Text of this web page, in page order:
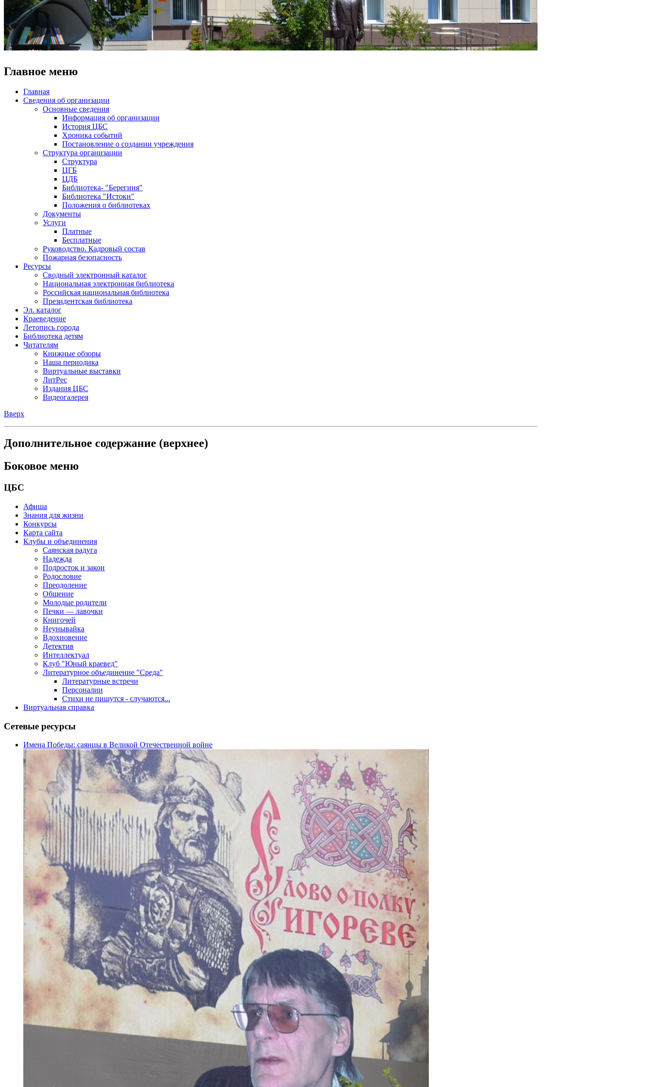
Главное меню
Главная
Сведения об организации
Основные сведения
Информация об организации
История ЦБС
Хроника событий
Постановление о создании учреждения
Структура организации
Структура
ЦГБ
ЦДБ
Библиотека- "Берегиня"
Библиотека "Истоки"
Положения о библиотеках
Документы
Услуги
Платные
Бесплатные
Руководство. Кадровый состав
Пожарная безопасность
Ресурсы
Сводный электронный каталог
Национальная электронная библиотека
Российская национальная библиотека
Президентская библиотека
Эл. каталог
Краеведение
Летопись города
Библиотека детям
Читателям
Книжные обзоры
Наша периодика
Виртуальные выставки
ЛитРес
Издания ЦБС
Видеогалерея
Вверх
Дополнительное содержание (верхнее)
Боковое меню
ЦБС
Афиша
Знания для жизни
Конкурсы
Карта сайта
Клубы и объединения
Саянская радуга
Надежда
Подросток и закон
Родословие
Преодоление
Общение
Молодые родители
Печки — лавочки
Книгочей
Неунывайка
Вдохновение
Детектив
Интеллектуал
Клуб "Юный краевед"
Литературное объединение "Среда"
Литературные встречи
Персоналии
Стихи не пишутся - случаются...
Виртуальная справка
Сетевые ресурсы
Имена Победы: саянцы в Великой Отечественной войне